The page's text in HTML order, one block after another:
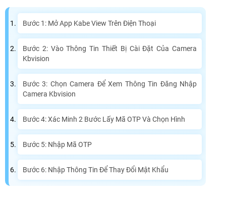
Bước 1: Mở App Kabe View Trên Điện Thoại
Bước 2: Vào Thông Tin Thiết Bị Cài Đặt Của Camera
Kbvision
Bước 3: Chọn Camera Để Xem Thông Tin Đăng Nhập
Camera Kbvision
Bước 4: Xác Minh 2 Bước Lấy Mã OTP Và Chọn Hình
Bước 5: Nhập Mã OTP
Bước 6: Nhập Thông Tin Để Thay Đổi Mật Khẩu